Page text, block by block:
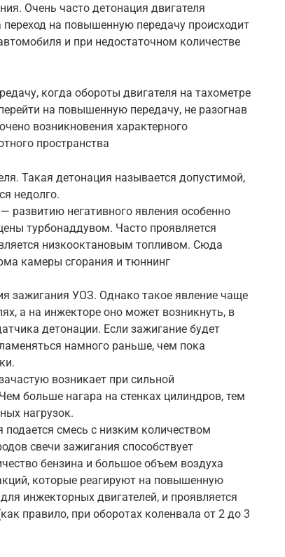
Очень часто детонация двигателя
переход на повышенную передачу происходит
и при недостаточном количестве
когда обороты двигателя на тахометре
на повышенную передачу, не разогнав
возникновения характерного
пространства
Такая детонация называется допустимой,
недолго.
развитию негативного явления особенно
турбонаддувом. Часто проявляется
низкооктановым топливом. Сюда
камеры сгорания и тюннинг
зажигания УОЗ. Однако такое явление чаще
а на инжекторе оно может возникнуть, в
детонации. Если зажигание будет
намного раньше, чем пока
возникает при сильной
больше нагара на стенках цилиндров, тем
нагрузок.
смесь с низким количеством
свечи зажигания способствует
бензина и большое объем воздуха
которые реагируют на повышенную
инжекторных двигателей, и проявляется
правило, при оборотах коленвала от 2 до 3